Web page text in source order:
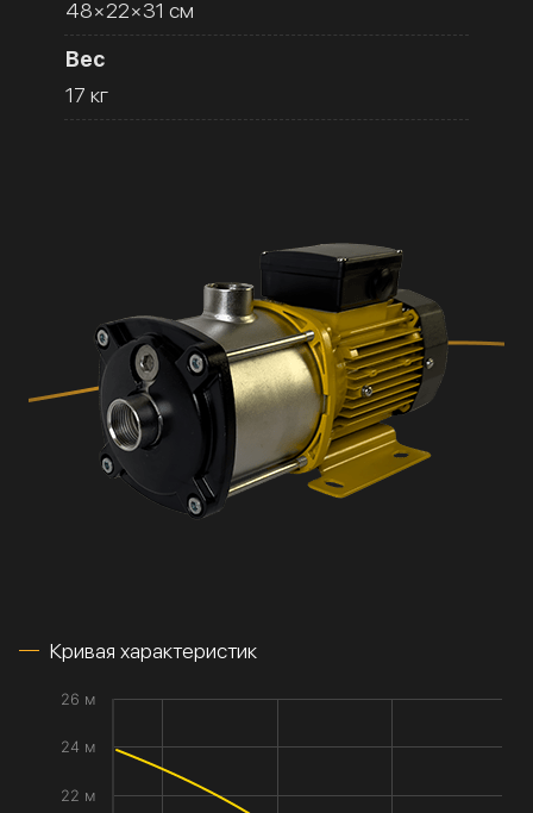
48×22×31 см
Вес
17 кг
Кривая характеристик
22 м
24 м
26 м